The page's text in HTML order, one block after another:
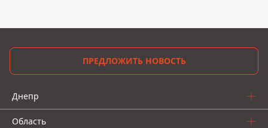
ПРЕДЛОЖИТЬ НОВОСТЬ
Днепр
Область